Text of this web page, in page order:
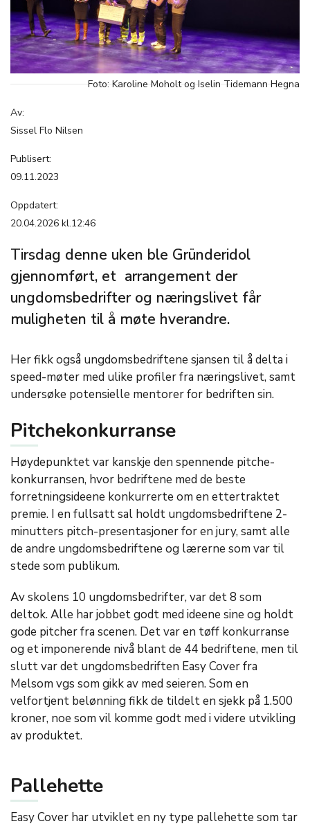
Foto: Karoline Moholt og Iselin Tidemann Hegna
Av:
Sissel Flo Nilsen
Publisert:
09.11.2023
Oppdatert:
20.04.2026 kl.12:46
Tirsdag denne uken ble Gründeridol
gjennomført, et arrangement der
ungdomsbedrifter og næringslivet får
muligheten til å møte hverandre.
Her fikk også ungdomsbedriftene sjansen til å delta i
speed-møter med ulike profiler fra næringslivet, samt
undersøke potensielle mentorer for bedriften sin.
Pitchekonkurranse
Høydepunktet var kanskje den spennende pitche-
konkurransen, hvor bedriftene med de beste
forretningsideene konkurrerte om en ettertraktet
premie. I en fullsatt sal holdt ungdomsbedriftene 2-
minutters pitch-presentasjoner for en jury, samt alle
de andre ungdomsbedriftene og lærerne som var til
stede som publikum.
Av skolens 10 ungdomsbedrifter, var det 8 som
deltok. Alle har jobbet godt med ideene sine og holdt
gode pitcher fra scenen. Det var en tøff konkurranse
og et imponerende nivå blant de 44 bedriftene, men til
slutt var det ungdomsbedriften Easy Cover fra
Melsom vgs som gikk av med seieren. Som en
velfortjent belønning fikk de tildelt en sjekk på 1.500
kroner, noe som vil komme godt med i videre utvikling
av produktet.
Pallehette
Easy Cover har utviklet en ny type pallehette som tar